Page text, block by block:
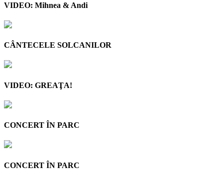
VIDEO: Mihnea & Andi
CÂNTECELE SOLCANILOR
VIDEO: GREAŢA!
CONCERT ÎN PARC
CONCERT ÎN PARC